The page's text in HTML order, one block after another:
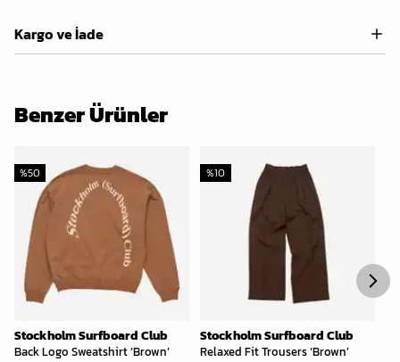
Kargo ve İade
Benzer Ürünler
Stockholm Surfboard Club
Back Logo Sweatshirt ‘Brown’
%50
Stockholm Surfboard Club
Relaxed Fit Trousers ‘Brown’
%10